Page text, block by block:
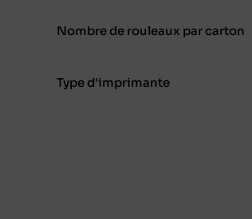
Nombre de rouleaux par carton
Type d'imprimante